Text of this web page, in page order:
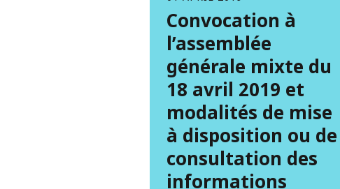
Convocation à
l’assemblée
générale mixte du
18 avril 2019 et
modalités de mise
à disposition ou de
consultation des
informations